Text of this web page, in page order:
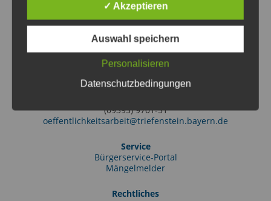
Markt Triefenstein
Rathausstraße 2
97855 Triefenstein OT Lengfurt
(09395) 97010
info@triefenstein.bayern.de
Tourist-Information
Friedrich-Ebert-Str. 38
(09395) 9701-51
oeffentlichkeitsarbeit@triefenstein.bayern.de
Service
Bürgerservice-Portal
Mängelmelder
Rechtliches
✓ Akzeptieren
Auswahl speichern
Personalisieren
Datenschutzbedingungen